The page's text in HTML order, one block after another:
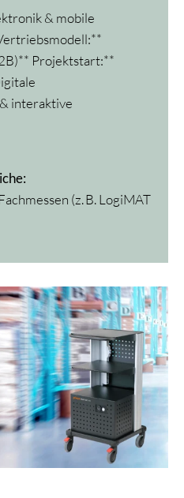
& mobile
Projektstart:**
interaktive
(z. B. LogiMAT